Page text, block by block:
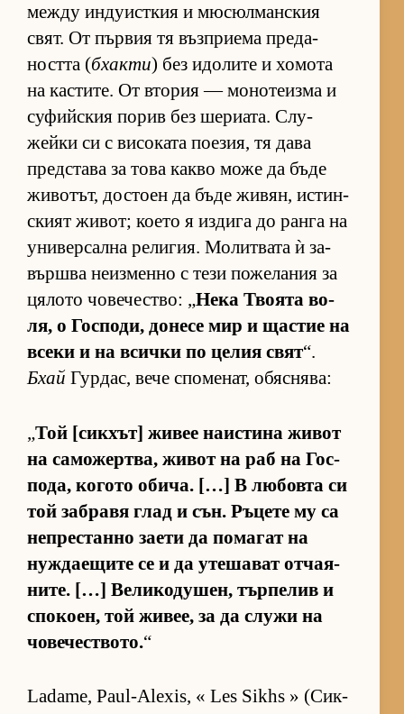
между ин­ду­ис­т­кия и мю­сюл­ман­с­кия
свят. От пър­вия тя въз­п­ри­ема пре­да­
ността (бхакти) без идо­лите и хо­мота
на кас­ти­те. От вто­рия — мо­но­те­изма и
су­фийс­кия по­рив без ше­ри­а­та. Слу­
жейки си с ви­со­ката по­е­зия, тя дава
пред­с­тава за това какво може да бъде
жи­во­тът, дос­тоен да бъде жи­вян, ис­тин­
с­кият жи­вот; ко­ето я из­дига до ранга на
уни­вер­сална ре­ли­гия. Мо­лит­вата ѝ за­
вър­шва не­из­менно с тези по­же­ла­ния за
ця­лото чо­ве­чес­т­во: „Нека Тво­ята во­
ля, о Гос­по­ди, до­несе мир и щас­тие на
всеки и на всички по це­лия свят“.
Бхай Гур­дас, вече спо­ме­нат, обяс­ня­ва:
„Той [сик­хът] жи­вее на­ис­тина жи­вот
на са­мо­жер­т­ва, жи­вот на раб на Гос­
по­да, ко­гото оби­ча. […] В лю­бовта си
той заб­равя глад и сън. Ръ­цете му са
неп­рес­танно за­ети да по­ма­гат на
нуж­да­е­щите се и да уте­ша­ват от­ча­я­
ни­те. […] Ве­ли­ко­ду­шен, тър­пе­лив и
спо­ко­ен, той жи­вее, за да служи на
чо­ве­чес­т­во­то.“
Ladame, Paul-Alexis, « Les Sikhs » (Сик­